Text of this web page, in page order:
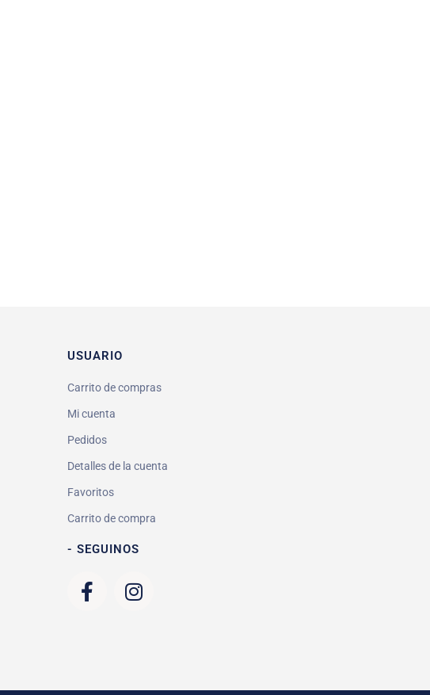
USUARIO
Carrito de compras
Mi cuenta
Pedidos
Detalles de la cuenta
Favoritos
Carrito de compra
- SEGUINOS